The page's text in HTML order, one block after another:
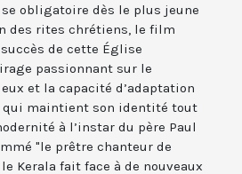
obligatoire dès le plus jeune
des rites chrétiens, le film
de cette Église
passionnant sur le
et la capacité d’adaptation
qui maintient son identité tout
à l’instar du père Paul
"le prêtre chanteur de
le Kerala fait face à de nouveaux